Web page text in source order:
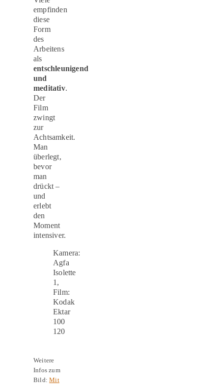
empfinden
diese
Form
des
Arbeitens
als
entschleunigend
und
meditativ.
Der
Film
zwingt
zur
Achtsamkeit.
Man
überlegt,
bevor
man
drückt –
und
erlebt
den
Moment
intensiver.
Kamera:
Agfa
Isolette
1,
Film:
Kodak
Ektar
100
120
Weitere
Infos zum
Bild:Mit